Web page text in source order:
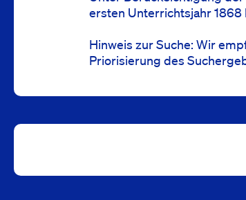
ersten Unterrichtsjahr 1868
Hinweis zur Suche: Wir
Priorisierung des